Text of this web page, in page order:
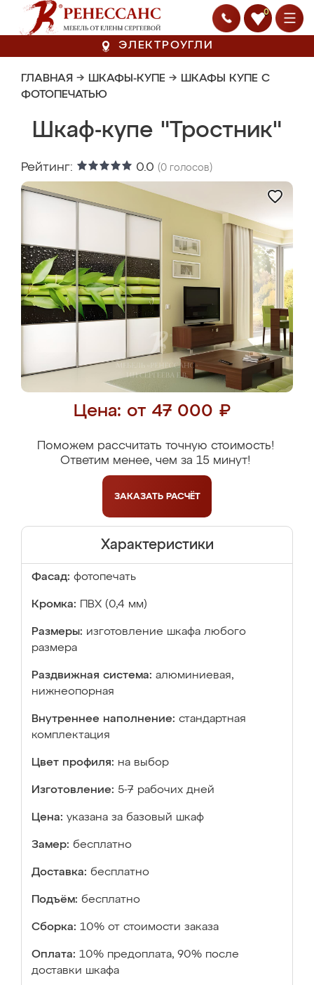
0
ЭЛЕКТРОУГЛИ
ГЛАВНАЯ → ШКАФЫ-КУПЕ → ШКАФЫ КУПЕ С
ФОТОПЕЧАТЬЮ
Шкаф-купе "Тростник"
Рейтинг: 0.0 (0 голосов)
Цена: от 47 000 ₽
Поможем рассчитать точную стоимость!
Ответим менее, чем за 15 минут!
ЗАКАЗАТЬ РАСЧЁТ
Характеристики
Фасад: фотопечать
Кромка: ПВХ (0,4 мм)
Размеры: изготовление шкафа любого
размера
Раздвижная система: алюминиевая,
нижнеопорная
Внутреннее наполнение: стандартная
комплектация
Цвет профиля: на выбор
Изготовление: 5-7 рабочих дней
Цена: указана за базовый шкаф
Замер: бесплатно
Доставка: бесплатно
Подъём: бесплатно
Сборка: 10% от стоимости заказа
Оплата: 10% предоплата, 90% после
доставки шкафа